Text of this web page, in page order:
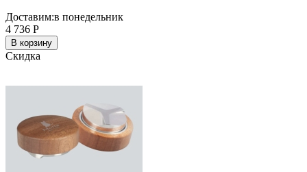
Доставим:в понедельник
4 736 Р
В корзину
Скидка